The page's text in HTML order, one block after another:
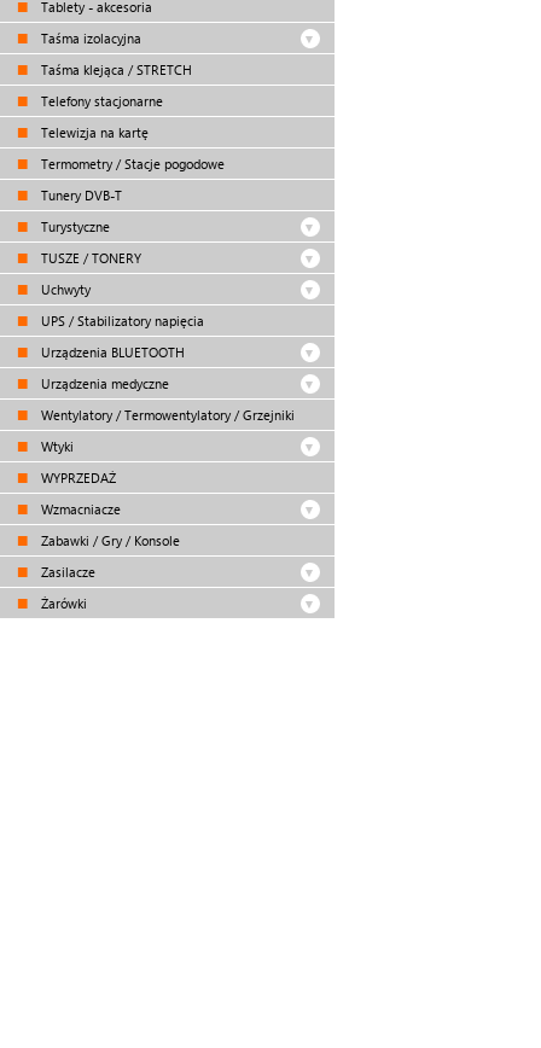
Tablety - akcesoria
Taśma izolacyjna
Taśma klejąca / STRETCH
Telefony stacjonarne
Telewizja na kartę
Termometry / Stacje pogodowe
Tunery DVB-T
Turystyczne
TUSZE / TONERY
Uchwyty
UPS / Stabilizatory napięcia
Urządzenia BLUETOOTH
Urządzenia medyczne
Wentylatory / Termowentylatory / Grzejniki
Wtyki
WYPRZEDAŻ
Wzmacniacze
Zabawki / Gry / Konsole
Zasilacze
Żarówki